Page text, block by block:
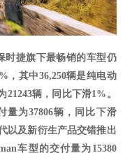
时捷旗下最畅销的车型仍
，其中36,250辆是纯电动
辆，同比下滑1%。
量为37806辆，同比下滑
以及新衍生产品交错推出
车型的交付量为15380